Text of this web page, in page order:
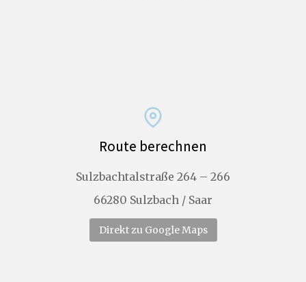
Route berechnen
Sulzbachtalstraße 264 – 266
66280 Sulzbach / Saar
Direkt zu Google Maps